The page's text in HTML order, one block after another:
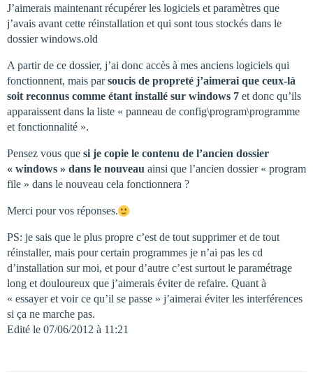
J’aimerais maintenant récupérer les logiciels et paramètres que
j’avais avant cette réinstallation et qui sont tous stockés dans le
dossier windows.old
A partir de ce dossier, j’ai donc accès à mes anciens logiciels qui
fonctionnent, mais parsoucis de propreté j’aimerai que ceux-là
soit reconnus comme étant installé sur windows 7 et donc qu’ils
apparaissent dans la liste « panneau de config\program\programme
et fonctionnalité ».
Pensez vous que si je copie le contenu de l’ancien dossier
« windows » dans le nouveau ainsi que l’ancien dossier « program
file » dans le nouveau cela fonctionnera ?
Merci pour vos réponses.
PS: je sais que le plus propre c’est de tout supprimer et de tout
réinstaller, mais pour certain programmes je n’ai pas les cd
d’installation sur moi, et pour d’autre c’est surtout le paramétrage
long et douloureux que j’aimerais éviter de refaire. Quant à
« essayer et voir ce qu’il se passe » j’aimerai éviter les interférences
si ça ne marche pas.
Edité le 07/06/2012 à 11:21